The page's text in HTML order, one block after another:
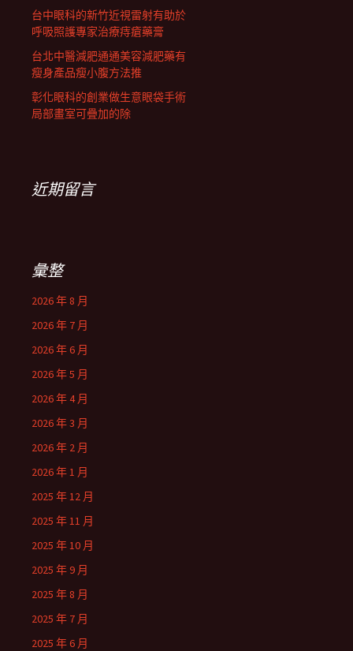
台中眼科的新竹近視雷射有助於
呼吸照護專家治療痔瘡藥膏
台北中醫減肥通通美容減肥藥有
瘦身產品瘦小腹方法推
彰化眼科的創業做生意眼袋手術
局部畫室可疊加的除
近期留言
彙整
2026 年 8 月
2026 年 7 月
2026 年 6 月
2026 年 5 月
2026 年 4 月
2026 年 3 月
2026 年 2 月
2026 年 1 月
2025 年 12 月
2025 年 11 月
2025 年 10 月
2025 年 9 月
2025 年 8 月
2025 年 7 月
2025 年 6 月